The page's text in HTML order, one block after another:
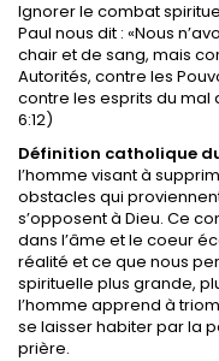
Ignorer le combat
Paul nous dit : «Nous
chair et de sang, mais
Autorités, contre les
contre les esprits du mal
6:12)
Définition catholique
l’homme visant à
obstacles qui
s’opposent à Dieu. Ce
dans l’âme et le coeur
réalité et ce que nous
spirituelle plus grande,
l’homme apprend à
se laisser habiter par la
prière.